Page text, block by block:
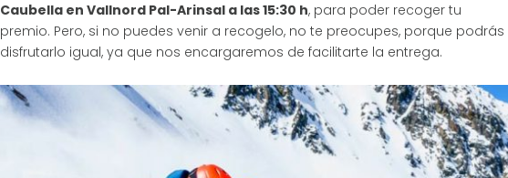
Caubella en Vallnord Pal-Arinsal a las 15:30 h, para poder recoger tu
premio. Pero, si no puedes venir a recogelo, no te preocupes, porque podrás
disfrutarlo igual, ya que nos encargaremos de facilitarte la entrega.